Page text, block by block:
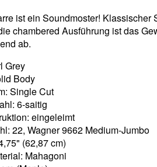
ist ein Soundmoster!
chambered Ausführung ist das
ab.
Grey
Body
Single Cut
6-saitig
eingeleimt
22, Wagner 9662 Medium-Jumbo
(62,87 cm)
Mahagoni